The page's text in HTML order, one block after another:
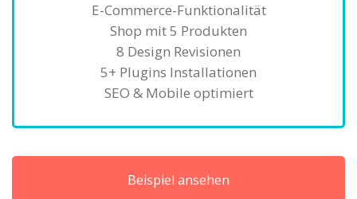
E-Commerce-Funktionalität
Shop mit 5 Produkten
8 Design Revisionen
5+ Plugins Installationen
SEO & Mobile optimiert
Beispiel ansehen